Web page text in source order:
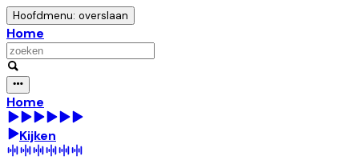
Hoofdmenu: overslaan
Home
Home
Kijken